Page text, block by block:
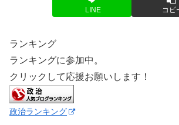
LINE コピ
ランキング
ランキングに参加中。
クリックして応援お願いします！
政治ランキング